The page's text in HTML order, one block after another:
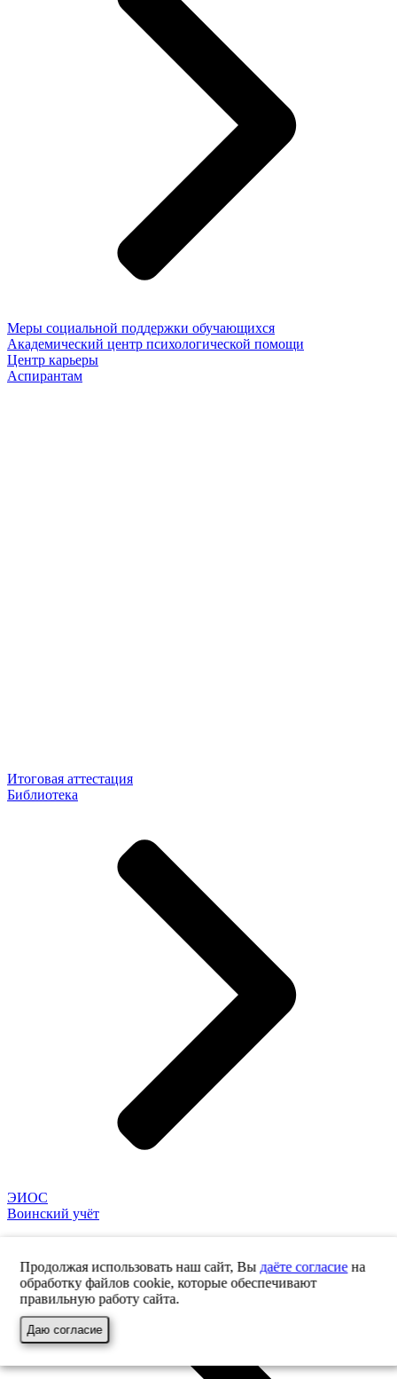
Меры социальной поддержки обучающихся
Академический центр психологической помощи
Центр карьеры
Аспирантам
Итоговая аттестация
Библиотека
ЭИОС
Воинский учёт
Продолжая использовать наш сайт, Вы даёте согласиена
обработку файлов cookie, которые обеспечивают
правильную работу сайта.
Даю согласие